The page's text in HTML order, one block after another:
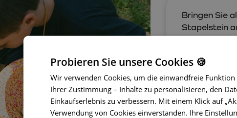
Bringen Sie
Stapelstein
eine stilvolle
wasserfest –
bietet ein nie
verwenden
Probieren Sie unsere Cookies 🍪
Wir verwenden Cookies, um die einwandfreie
Ihrer Zustimmung – Inhalte zu personalisieren, den
Einkaufserlebnis zu verbessern. Mit einem Klick auf
Verwendung von Cookies einverstanden. Ihre